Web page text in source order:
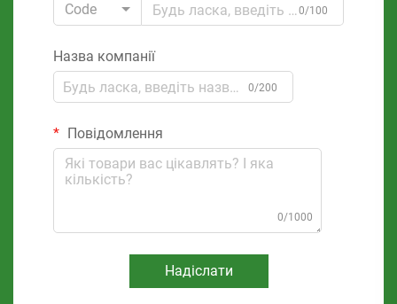
Code
0/100
Назва компанії
0/200
Повідомлення
0/1000
Надіслати